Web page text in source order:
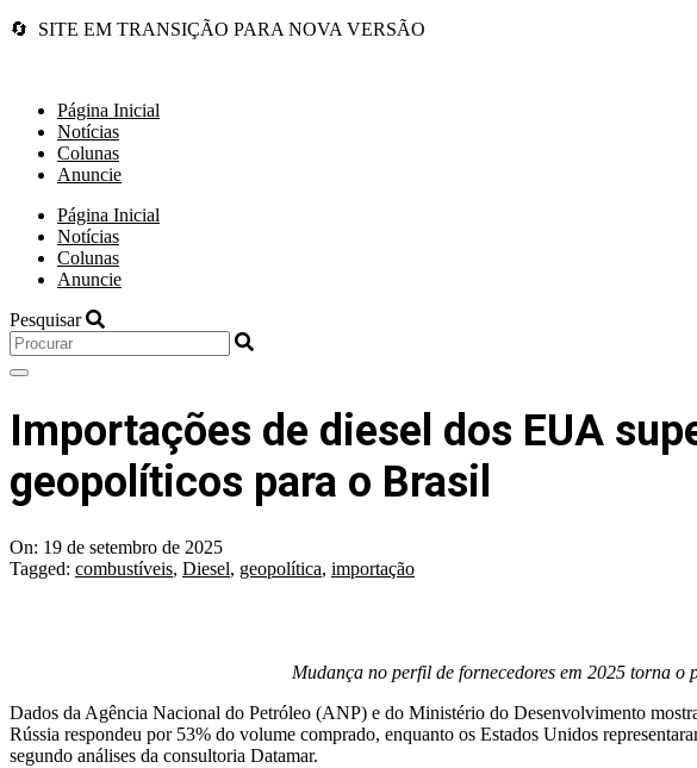
🔄 SITE EM TRANSIÇÃO PARA NOVA VERSÃO
Página Inicial
Notícias
Colunas
Anuncie
Página Inicial
Notícias
Colunas
Anuncie
Pesquisar
Importações de diesel dos EUA
geopolíticos para o Brasil
On: 19 de setembro de 2025
Tagged: combustíveis, Diesel, geopolítica, importação
Mudança no perfil de fornecedores em 2025 torna o
Dados da Agência Nacional do Petróleo (ANP) e do Ministério do Desenvolvimento
Rússia respondeu por 53% do volume comprado, enquanto os Estados Unidos
segundo análises da consultoria Datamar.